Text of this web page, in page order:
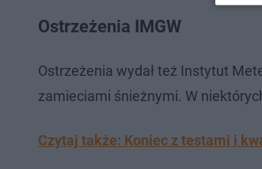
Ostrzeżenia IMGW
Ostrzeżenia wydał też Instytut
zamieciami śnieżnymi. W
Czytaj także: Koniec z testami i